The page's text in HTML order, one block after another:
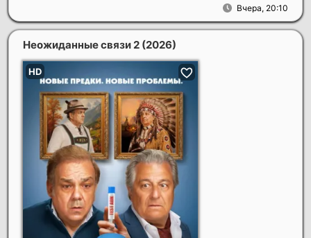
Вчера, 20:10
Неожиданные связи 2 (2026)